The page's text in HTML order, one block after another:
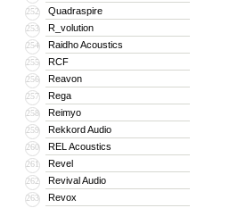
252 Quadraspire
253 R_volution
254 Raidho Acoustics
255 RCF
256 Reavon
257 Rega
258 Reimyo
259 Rekkord Audio
260 REL Acoustics
261 Revel
262 Revival Audio
263 Revox